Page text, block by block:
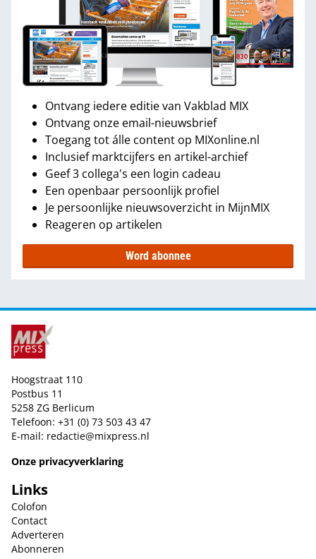
Ontvang iedere editie van Vakblad MIX
Ontvang onze email-nieuwsbrief
Toegang tot álle content op MIXonline.nl
Inclusief marktcijfers en artikel-archief
Geef 3 collega's een login cadeau
Een openbaar persoonlijk profiel
Je persoonlijke nieuwsoverzicht in MijnMIX
Reageren op artikelen
Word abonnee
Hoogstraat 110
Postbus 11
5258 ZG Berlicum
Telefoon: +31 (0) 73 503 43 47
E-mail: redactie@mixpress.nl
Onze privacyverklaring
Links
Colofon
Contact
Adverteren
Abonneren